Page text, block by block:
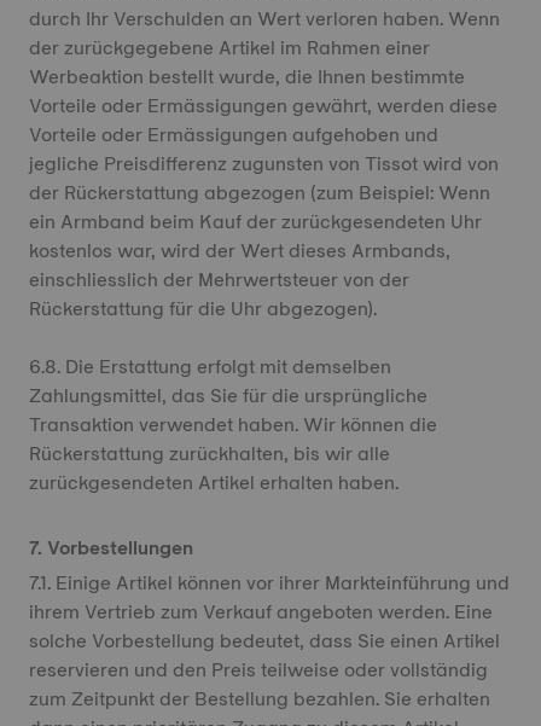
durch Ihr Verschulden an Wert verloren haben. Wenn
der zurückgegebene Artikel im Rahmen einer
Werbeaktion bestellt wurde, die Ihnen bestimmte
Vorteile oder Ermässigungen gewährt, werden diese
Vorteile oder Ermässigungen aufgehoben und
jegliche Preisdifferenz zugunsten von Tissot wird von
der Rückerstattung abgezogen (zum Beispiel: Wenn
ein Armband beim Kauf der zurückgesendeten Uhr
kostenlos war, wird der Wert dieses Armbands,
einschliesslich der Mehrwertsteuer von der
Rückerstattung für die Uhr abgezogen).
6.8. Die Erstattung erfolgt mit demselben
Zahlungsmittel, das Sie für die ursprüngliche
Transaktion verwendet haben. Wir können die
Rückerstattung zurückhalten, bis wir alle
zurückgesendeten Artikel erhalten haben.
7. Vorbestellungen
7.1. Einige Artikel können vor ihrer Markteinführung und
ihrem Vertrieb zum Verkauf angeboten werden. Eine
solche Vorbestellung bedeutet, dass Sie einen Artikel
reservieren und den Preis teilweise oder vollständig
zum Zeitpunkt der Bestellung bezahlen. Sie erhalten